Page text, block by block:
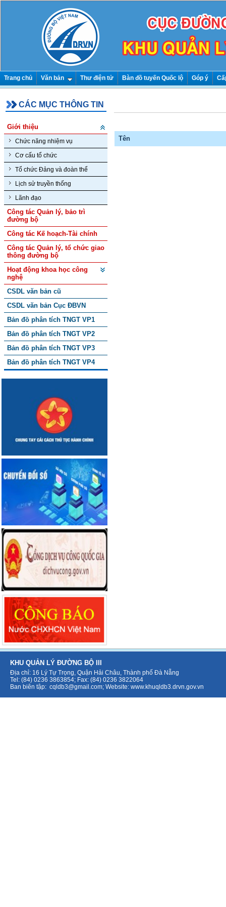
Trang chủ Văn bản Thư điện tử Bàn đồ tuyến Quốc lộ Góp ý
CÁC MỤC THÔNG TIN
Giới thiệu
Chức năng nhiệm vụ
Cơ cấu tổ chức
Tổ chức Đảng và đoàn thể
Lịch sử truyền thống
Lãnh đạo
Công tác Quản lý, bảo trì
đường bộ
Công tác Kế hoạch-Tài chính
Công tác Quản lý, tổ chức giao
thông đường bộ
Hoạt động khoa học công
nghệ
CSDL văn bản cũ
CSDL văn bản Cục ĐBVN
Bản đồ phân tích TNGT VP1
Bản đồ phân tích TNGT VP2
Bản đồ phân tích TNGT VP3
Bản đồ phân tích TNGT VP4
Tên
KHU QUẢN LÝ ĐƯỜNG BỘ III
Địa chỉ: 16 Lý Tự Trọng, Quận Hải Châu, Thành phố Đà Nẵng
Tel: (84) 0236 3863854; Fax: (84) 0236 3822064
Ban biên tập: cqldb3@gmail.com; Website: www.khuqldb3.drvn.gov.vn